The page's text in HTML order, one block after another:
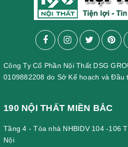
Công Ty Cổ Phần Nội Thất DSG
0109882208 do Sở Kế hoạch và Đầu
190 NỘI THẤT MIỀN BẮC
Tầng 4 - Tòa nhà NHBIDV 104 -106
Nội